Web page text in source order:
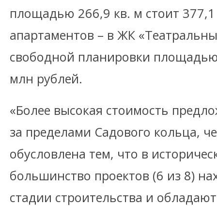
площадью 266,9 кв. м стоит
апартаментов – в ЖК
свободной планировки
млн рублей.
«Более высокая стоимость
за пределами Садового кольца,
обусловлена тем, что в
большинство проектов (6 из 8)
стадии строительства и